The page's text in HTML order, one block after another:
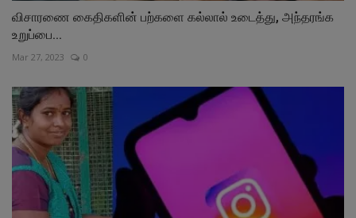
விசாரணை கைதிகளின் பற்களை கல்லால் உடைத்து, அந்தரங்க
உறுப்பை...
Mar 27, 2023 0